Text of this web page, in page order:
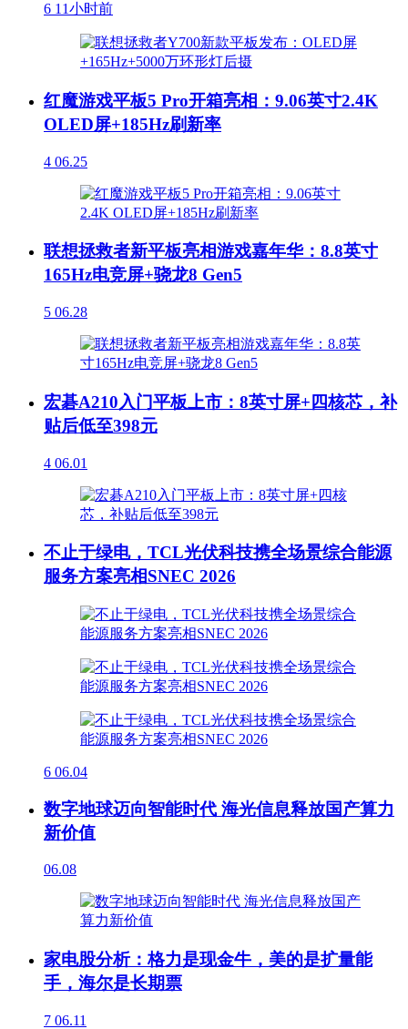
6 11小时前
红魔游戏平板5 Pro开箱亮相：9.06英寸2.4K
OLED屏+185Hz刷新率
4 06.25
联想拯救者新平板亮相游戏嘉年华：8.8英寸
165Hz电竞屏+骁龙8 Gen5
5 06.28
宏碁A210入门平板上市：8英寸屏+四核芯，补
贴后低至398元
4 06.01
不止于绿电，TCL光伏科技携全场景综合能源
服务方案亮相SNEC 2026
6 06.04
数字地球迈向智能时代 海光信息释放国产算力
新价值
06.08
家电股分析：格力是现金牛，美的是扩量能
手，海尔是长期票
7 06.11